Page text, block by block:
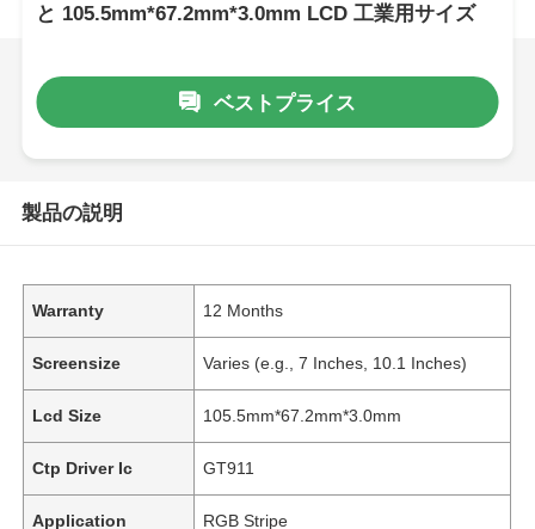
と 105.5mm*67.2mm*3.0mm LCD 工業用サイズ
ベストプライス
製品の説明
Warranty 12 Months
Screensize Varies (e.g., 7 Inches, 10.1 Inches)
Lcd Size 105.5mm*67.2mm*3.0mm
Ctp Driver Ic GT911
Application RGB Stripe